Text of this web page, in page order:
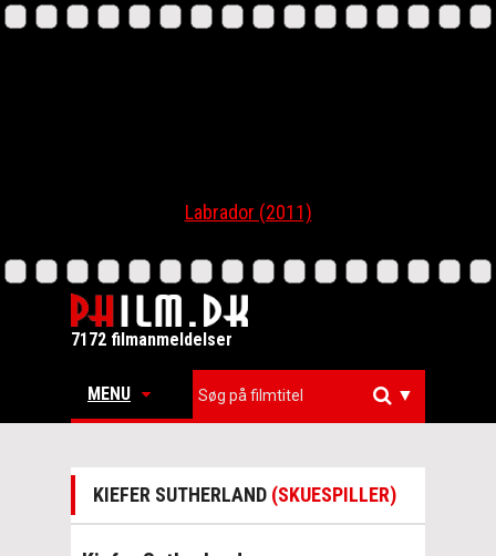
Labrador (2011)
7172 filmanmeldelser
MENU ▼
KIEFER SUTHERLAND (SKUESPILLER)